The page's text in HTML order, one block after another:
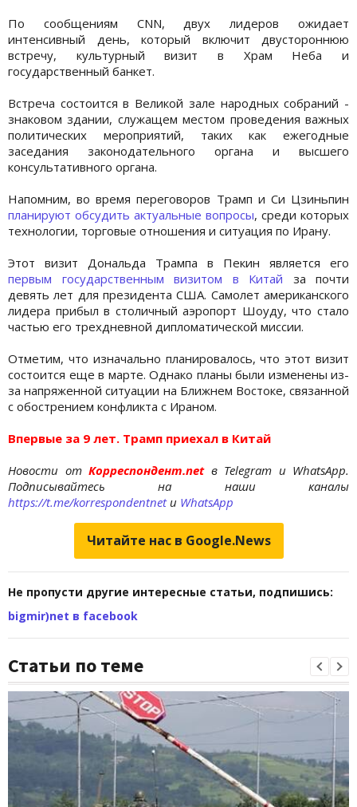
По сообщениям CNN, двух лидеров ожидает
интенсивный день, который включит двустороннюю
встречу, культурный визит в Храм Неба и
государственный банкет.
Встреча состоится в Великой зале народных собраний -
знаковом здании, служащем местом проведения важных
политических мероприятий, таких как ежегодные
заседания законодательного органа и высшего
консультативного органа.
Напомним, во время переговоров Трамп и Си Цзиньпин
планируют обсудить актуальные вопросы, среди которых
технологии, торговые отношения и ситуация по Ирану.
Этот визит Дональда Трампа в Пекин является его
первым государственным визитом в Китай за почти
девять лет для президента США. Самолет американского
лидера прибыл в столичный аэропорт Шоуду, что стало
частью его трехдневной дипломатической миссии.
Отметим, что изначально планировалось, что этот визит
состоится еще в марте. Однако планы были изменены из-
за напряженной ситуации на Ближнем Востоке, связанной
с обострением конфликта с Ираном.
Впервые за 9 лет. Трамп приехал в Китай
Новости отКорреспондент.net в Telegram и WhatsApp.
Подписывайтесь на наши каналы
https://t.me/korrespondentnetи WhatsApp
Читайте нас в Google.News
Не пропусти другие интересные статьи, подпишись:
bigmir)net в facebook
Статьи по теме